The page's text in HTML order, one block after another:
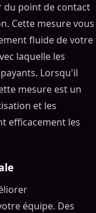
du point de contact
Cette mesure vous
fluide de votre
laquelle les
Lorsqu'il
mesure est un
et les
efficacement les
équipe. Des